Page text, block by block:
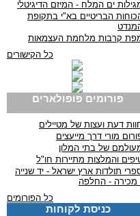
ים המלח - המיזם הדיגיטלי
הבריטיים בא"י בתקופת
קרבות מלחמת העצמאות
כל הקישורים
פורומים פופולארים
דעת ועצות של מטיילים
מורי דרך מייעצים
של בתי המלון
והמלצות מתיירות חו"ל
תולדות ארץ ישראל - יד שנייה
מכירה - החלפה
כל הפורומים
כניסת לקוחות